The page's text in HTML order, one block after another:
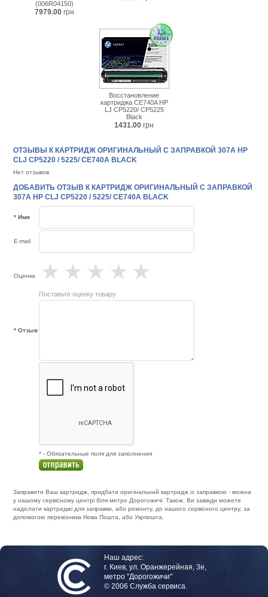
(006R04150)
7979.00 грн
Восстановление
картриджа CE740A HP
LJ CP5220/ CP5225
Black
1431.00 грн
ОТЗЫВЫ К КАРТРИДЖ ОРИГИНАЛЬНЫЙ С ЗАПРАВКОЙ 307A HP
CLJ CP5220 / 5225/ CE740A BLACK
Нет отзывов
ДОБАВИТЬ ОТЗЫВ К КАРТРИДЖ ОРИГИНАЛЬНЫЙ С ЗАПРАВКОЙ
307A HP CLJ CP5220 / 5225/ CE740A BLACK
* Имя
E-mail
Оценка ★
★
★
★
★
Поставьте оценку товару
* Отзыв
* - Обязательные поля для заполнения
Заправити Ваш картридж, придбати оригінальний картридж із заправкою - можна
у нашому сервісному центрі біля метро Дорогожичі. Також, Ви завжди можете
надіслати картриджі для заправки, або ремонту, до нашого сервісного центру, за
допомогою перевізника Нова Пошта, або Укрпошта.
Наш адрес:
г. Киев, ул. Оранжерейная, 3е,
метро "Дорогожичи"
© 2006 Служба сервиса.